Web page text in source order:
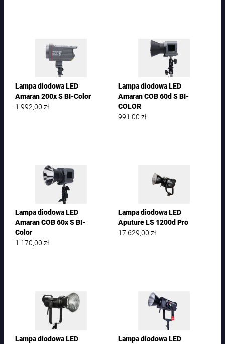
Lampa diodowa LED
Amaran 200x S BI-Color
1 992,00zł
Lampa diodowa LED
Amaran COB 60d S BI-
COLOR
991,00 zł
Lampa diodowa LED
Amaran COB 60x S BI-
Color
1 170,00zł
Lampa diodowa LED
Aputure LS 1200d Pro
17 629,00 zł
Lampa diodowa LED
Lampa diodowa LED